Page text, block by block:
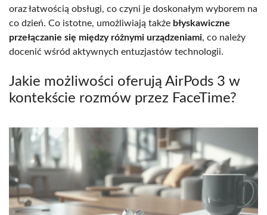
oraz łatwością obsługi, co czyni je doskonałym wyborem na
co dzień. Co istotne, umożliwiają także błyskawiczne
przełączanie się między różnymi urządzeniami, co należy
docenić wśród aktywnych entuzjastów technologii.
Jakie możliwości oferują AirPods 3 w
kontekście rozmów przez FaceTime?